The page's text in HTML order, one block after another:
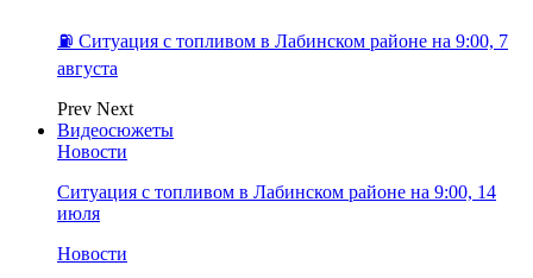
⛽️ Ситуация с топливом в Лабинском районе на 9:00, 7
августа
Prev Next
Видеосюжеты
Новости
Ситуация с топливом в Лабинском районе на 9:00, 14
июля
Новости